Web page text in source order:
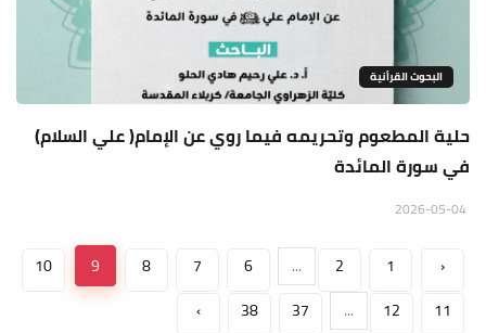
البحوث القرأنية
حلية المطعوم وتحريمه فيما روي عن الإمام( علي السلام)
في سورة المائدة
‹
1
2
...
6
7
8
9
10
11
12
...
37
38
›